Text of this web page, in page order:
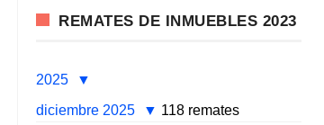
REMATES DE INMUEBLES 2023
2025
diciembre 2025
118 remates